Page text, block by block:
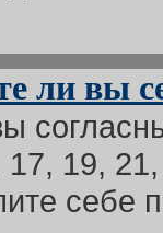
ли вы
17, 19,
себе